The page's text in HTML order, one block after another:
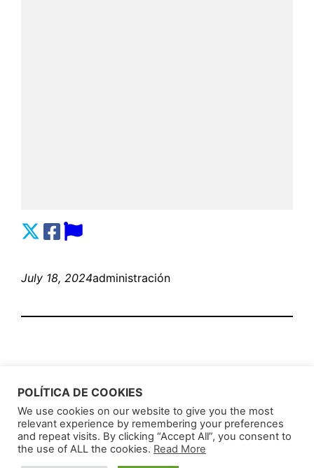
July 18, 2024administración
AnunciosLatinProudly powered byWordPress
POLÍTICA DE COOKIES
We use cookies on our website to give you the most
relevant experience by remembering your preferences
and repeat visits. By clicking “Accept All”, you consent to
the use of ALL the cookies. Read More